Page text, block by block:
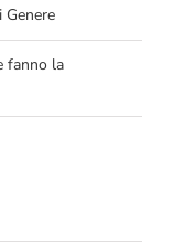
Genere
fanno la